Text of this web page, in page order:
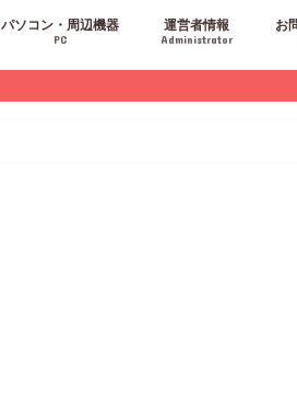
パソコン・周辺機器
PC
運営者情報
Administrator
お